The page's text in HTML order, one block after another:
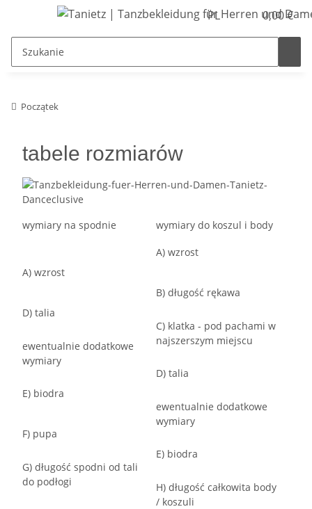
PL 0,00 €
Początek
tabele rozmiarów
wymiary na spodnie wymiary do koszul i body
A) wzrost
D) talia
ewentualnie dodatkowe
wymiary
E) biodra
F) pupa
G) długość spodni od tali
do podłogi
A) wzrost
B) długość rękawa
C) klatka - pod pachami w
najszerszym miejscu
D) talia
ewentualnie dodatkowe
wymiary
E) biodra
H) długość całkowita body
/ koszuli